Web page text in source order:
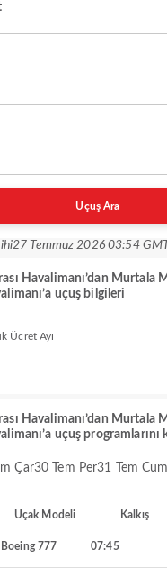
Uçuş Ara
27 Temmuz 2026 03:54
Havalimanı’dan Murtala
uçuş bilgileri
Ücret Ayı
Havalimanı’dan Murtala
uçuş
Çar30 Tem Per31 Tem Cum
Uçak Modeli Kalkış
Boeing 777 07:45